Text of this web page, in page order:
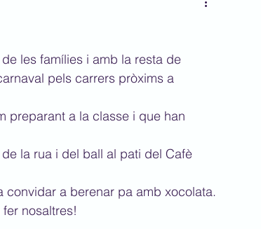
Històric: Tercer (3r)
les famílies i amb la resta de
pels carrers pròxims a
preparant a la classe i que han
la rua i del ball al pati del Cafè
convidar a berenar pa amb xocolata.
nosaltres!